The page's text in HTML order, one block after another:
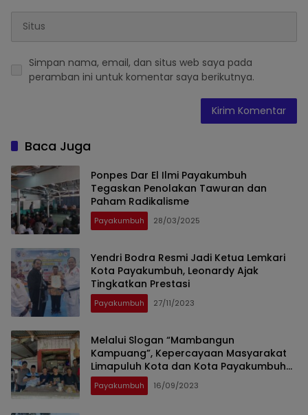
Simpan nama, email, dan situs web saya pada
peramban ini untuk komentar saya berikutnya.
Baca Juga
Ponpes Dar El Ilmi Payakumbuh
Tegaskan Penolakan Tawuran dan
Paham Radikalisme
Payakumbuh 28/03/2025
Yendri Bodra Resmi Jadi Ketua Lemkari
Kota Payakumbuh, Leonardy Ajak
Tingkatkan Prestasi
Payakumbuh 27/11/2023
Melalui Slogan “Mambangun
Kampuang”, Kepercayaan Masyarakat
Limapuluh Kota dan Kota Payakumbuh
Masih Di Sisi Irfendi Arbi
Payakumbuh 16/09/2023